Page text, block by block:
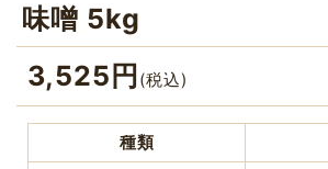
味噌 5kg
3,525 円 (税込)
種類